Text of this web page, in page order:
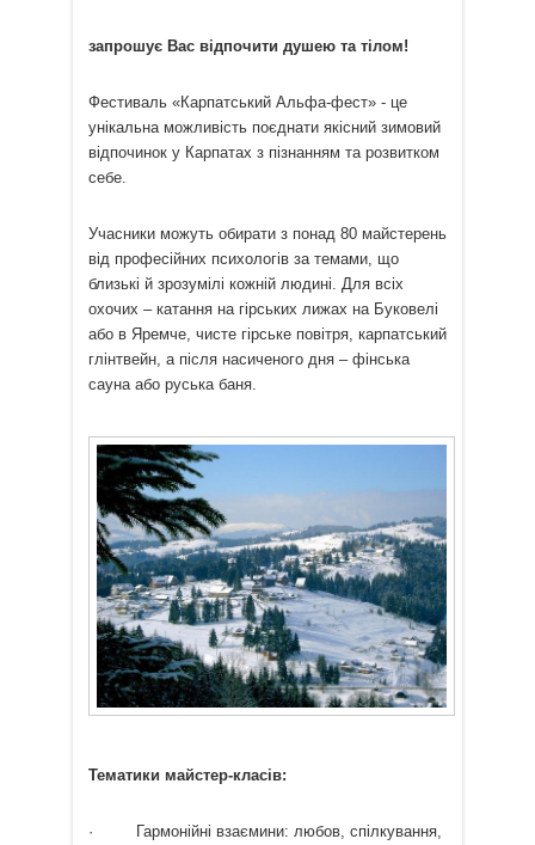
запрошує Вас відпочити душею та тілом!
Фестиваль «Карпатський Альфа-фест» - це
унікальна можливість поєднати якісний зимовий
відпочинок у Карпатах з пізнанням та розвитком
себе.
Учасники можуть обирати з понад 80 майстерень
від професійних психологів за темами, що
близькі й зрозумілі кожній людині. Для всіх
охочих – катання на гірських лижах на Буковелі
або в Яремче, чисте гірське повітря, карпатський
глінтвейн, а після насиченого дня – фінська
сауна або руська баня.
Тематики майстер-класів:
· Гармонійні взаємини: любов, спілкування,